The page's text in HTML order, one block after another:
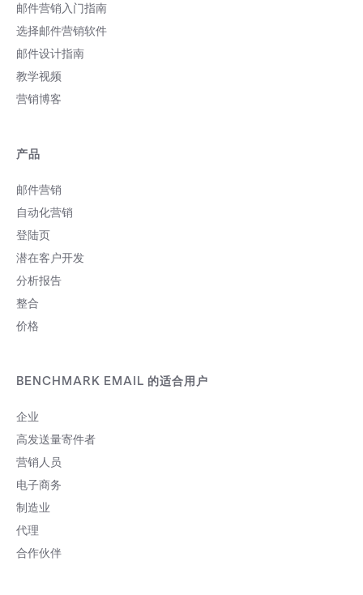
邮件营销入门指南
选择邮件营销软件
邮件设计指南
教学视频
营销博客
产品
邮件营销
自动化营销
登陆页
潜在客户开发
分析报告
整合
价格
BENCHMARK EMAIL 的适合用户
企业
高发送量寄件者
营销人员
电子商务
制造业
代理
合作伙伴